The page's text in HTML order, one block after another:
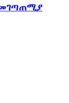
መገጣጠሚያ